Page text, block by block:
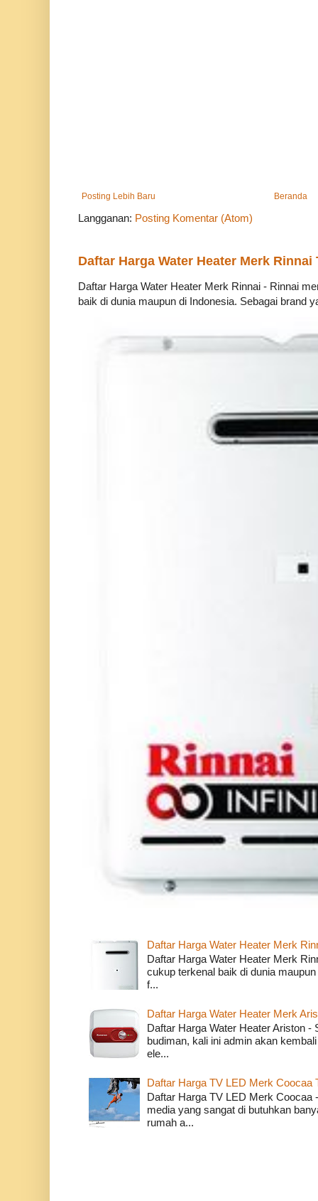
Posting Lebih Baru Beranda
Langganan: Posting Komentar (Atom)
Daftar Harga Water Heater Merk Rinnai
Daftar Harga Water Heater Merk Rinnai - Rinnai
baik di dunia maupun di Indonesia. Sebagai brand
Daftar Harga Water Heater Merk
Daftar Harga Water Heater Merk
cukup terkenal baik di dunia
f...
Daftar Harga Water Heater Merk
Daftar Harga Water Heater Ariston -
budiman, kali ini admin akan
ele...
Daftar Harga TV LED Merk Coocaa
Daftar Harga TV LED Merk Coocaa
media yang sangat di butuhkan
rumah a...